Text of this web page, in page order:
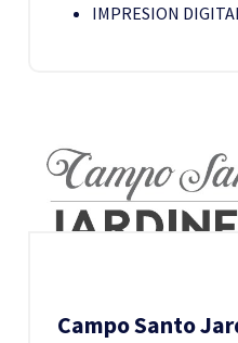
IMPRESION
Campo Santo